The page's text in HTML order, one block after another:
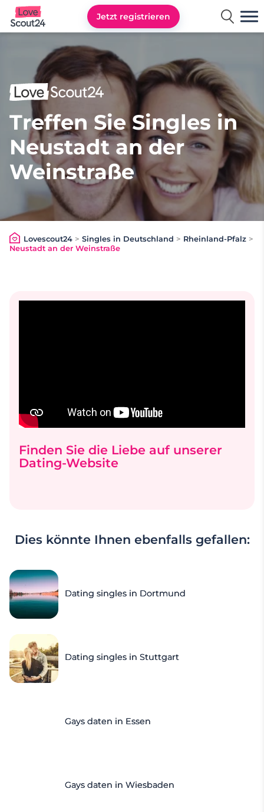
Lovescout24
Jetzt registrieren
Treffen Sie Singles in
Neustadt an der
Weinstraße
Lovescout24> Singles in Deutschland > Rheinland-Pfalz >
Neustadt an der Weinstraße
Finden Sie die Liebe auf unserer
Dating-Website
Dies könnte Ihnen ebenfalls gefallen:
Dating singles in Dortmund
Dating singles in Stuttgart
Gays daten in Essen
Gays daten in Wiesbaden